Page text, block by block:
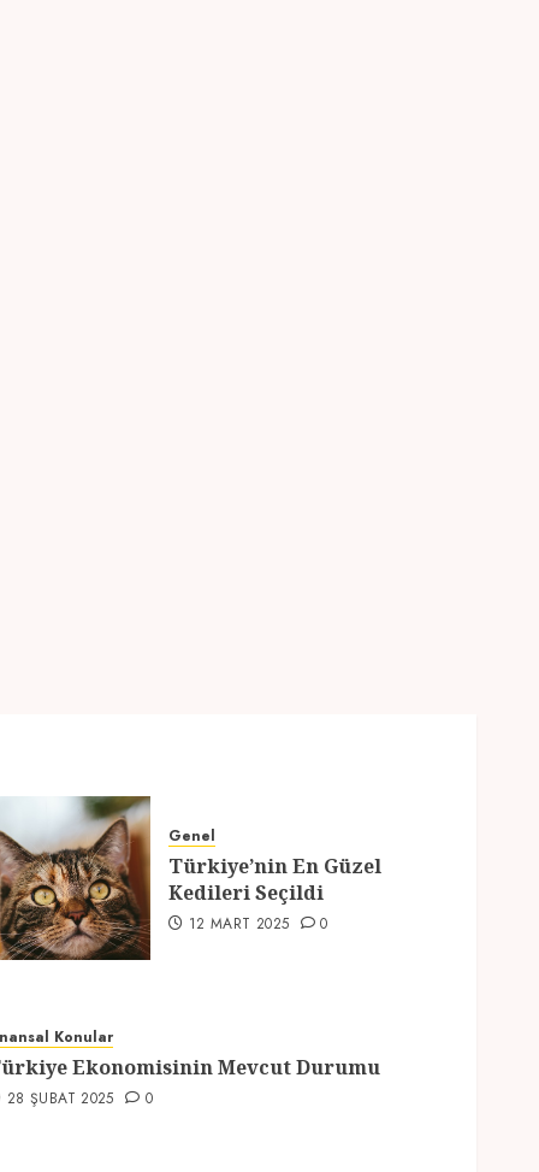
Genel
Türkiye’nin En Güzel
Kedileri Seçildi
12 MART 2025 0
Konular
Ekonomisinin Mevcut Durumu
28 ŞUBAT 2025 0